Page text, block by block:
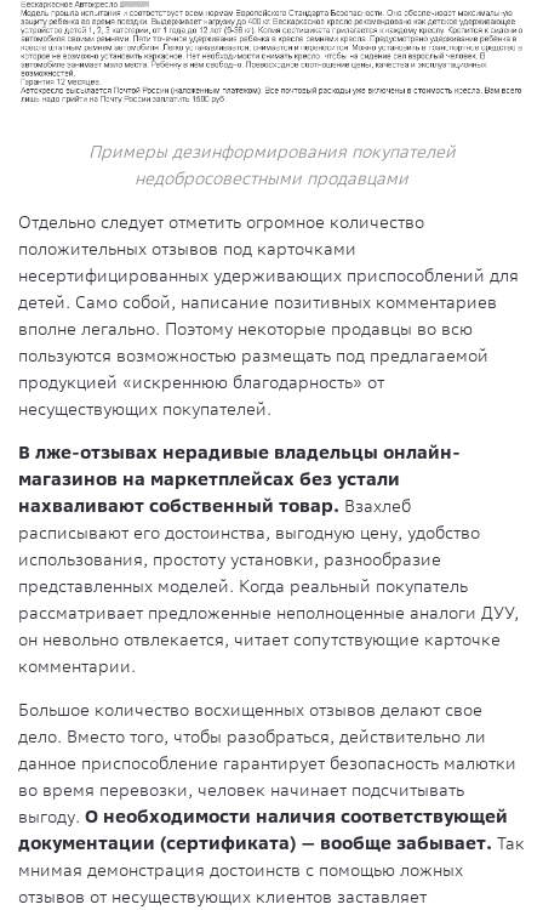
Примеры дезинформирования покупателей
недобросовестными продавцами
Отдельно следует отметить огромное количество
положительных отзывов под карточками
несертифицированных удерживающих приспособлений для
детей. Само собой, написание позитивных комментариев
вполне легально. Поэтому некоторые продавцы во всю
пользуются возможностью размещать под предлагаемой
продукцией «искреннюю благодарность» от
несуществующих покупателей.
В лже-отзывах нерадивые владельцы онлайн-
магазинов на маркетплейсах без устали
нахваливают собственный товар. Взахлеб
расписывают его достоинства, выгодную цену, удобство
использования, простоту установки, разнообразие
представленных моделей. Когда реальный покупатель
рассматривает предложенные неполноценные аналоги ДУУ,
он невольно отвлекается, читает сопутствующие карточке
комментарии.
Большое количество восхищенных отзывов делают свое
дело. Вместо того, чтобы разобраться, действительно ли
данное приспособление гарантирует безопасность малютки
во время перевозки, человек начинает подсчитывать
выгоду. О необходимости наличия соответствующей
документации (сертификата) — вообще забывает. Так
мнимая демонстрация достоинств с помощью ложных
отзывов от несуществующих клиентов заставляет